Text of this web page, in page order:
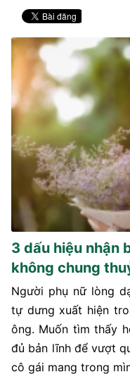
3 dấu hiệu nhận
không chung
Người phụ nữ lòng
tự dưng xuất hiện
ông. Muốn tìm thấy
đủ bản lĩnh để vượt
cô gái mang trong